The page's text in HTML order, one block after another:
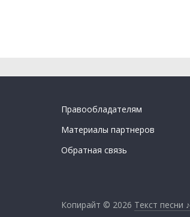
Правообладателям
Материалы партнеров
Обратная связь
Копирайт © 2026 Текст песни ♪